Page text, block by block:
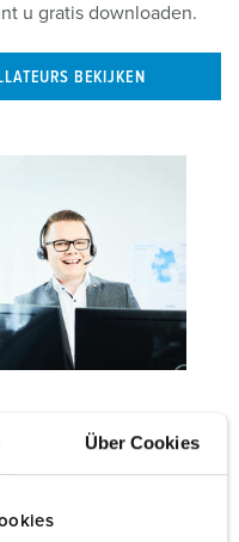
Über Cookies
u gratis downloaden.
BEKIJKEN
medewerkers kijken